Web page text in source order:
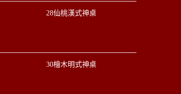
28仙桃漢式神桌
30檜木明式神桌